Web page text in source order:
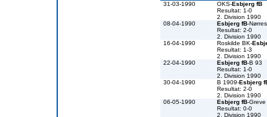
31-03-1990
OKS-Esbjerg fB
Resultat: 1-0
2. Division 1990
08-04-1990
Esbjerg fB-
Resultat: 2-0
2. Division 1990
16-04-1990
Roskilde BK-
Resultat: 1-3
2. Division 1990
22-04-1990
Esbjerg fB-B 93
Resultat: 1-0
2. Division 1990
30-04-1990
B 1909-Esbjerg
Resultat: 2-0
2. Division 1990
06-05-1990
Esbjerg fB-Greve
Resultat: 0-0
2. Division 1990